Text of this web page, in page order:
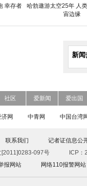
幸存者
哈勃遨游太空25年 人
宙边缘
新
社区 爱新闻 爱出国
网 中青网 中国台湾
联系我们
记者证信息公
[2011]0283-097号
ICP
报网站 网络110报警网站